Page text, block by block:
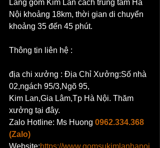
Làng gốm Kim Lan cách trung tâm Hà
Nội khoảng 18km, thời gian di chuyển
khoảng 35 đến 45 phút.
Thông tin liên hệ :
địa chi xưởng : Địa Chỉ Xưởng:Số nhà
02,ngách 95/3,Ngõ 95,
Kim Lan,Gia Lâm,Tp Hà Nội. Thăm
xưởng tại đây.
Zalo Hotline: Ms Huong 0962.334.368
(Zalo)
Website:https://www.gomsukimlanhanoi